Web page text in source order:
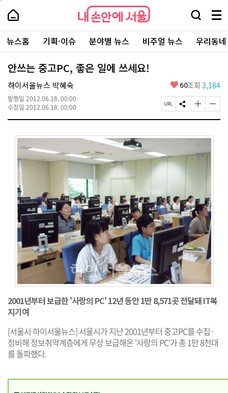
본
로
가
내
손
안
에
서
울
-
서
울
시
대
표
소
내
손
에
울
검
창
열
기
메
뉴
전
체
보
주
요
서
뉴스홈 기획·이슈 분야별 뉴스 비주얼 뉴스 우리동
안쓰는 중고PC, 좋은 일에 쓰세요!
하이서울뉴스 박혜숙
발행일 2012.06.18. 00:00
수정일 2012.06.18. 00:00
좋
요
60조회 3,184
페
이
U
R
복
사
S
N
공
유
하
기
글
자
기
크
게
변
글
자
기
작
2001년부터 보급한 '사랑의 PC' 12년 동안 1만 8,571곳 전달돼 IT복
지기여
[서울시 하이서울뉴스] 서울시가 지난 2001년부터 중고PC를 수집·
정비해 정보취약계층에게 무상 보급해온 '사랑의 PC'가 총 1만 8천대
를 돌파했다.
페
상
단
로